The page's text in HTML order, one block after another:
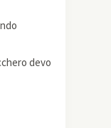
devo